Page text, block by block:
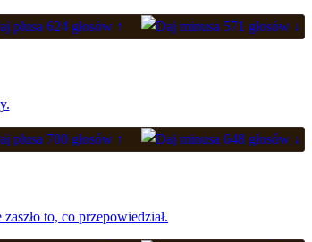
624 głosów ↑ 571 głosów ↓
700 głosów ↑ 648 głosów ↓
to, co przepowiedział.